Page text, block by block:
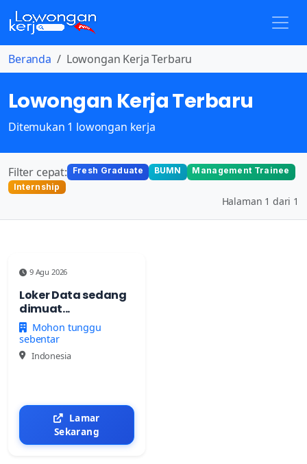
Beranda Lowongan Kerja Terbaru
Lowongan Kerja Terbaru
Ditemukan 1 lowongan kerja
Filter cepat: Fresh Graduate BUMN
Management Trainee
Internship
Halaman 1 dari 1
9 Agu 2026
Loker Data sedang
dimuat...
Mohon tunggu
sebentar
Indonesia
Lamar
Sekarang